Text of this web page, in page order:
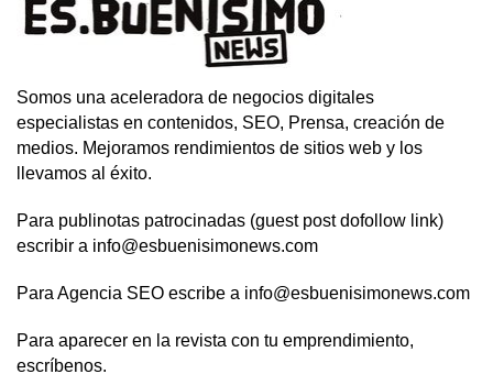
Somos una aceleradora de negocios digitales
especialistas en contenidos, SEO, Prensa, creación de
medios. Mejoramos rendimientos de sitios web y los
llevamos al éxito.
Para publinotas patrocinadas (guest post dofollow link)
escribir a info@esbuenisimonews.com
Para Agencia SEO escribe a info@esbuenisimonews.com
Para aparecer en la revista con tu emprendimiento,
escríbenos.